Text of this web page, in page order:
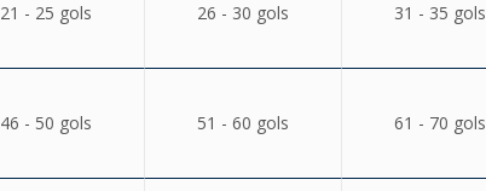
21 - 25 gols 26 - 30 gols 31 - 35 gols
46 - 50 gols 51 - 60 gols 61 - 70 gols